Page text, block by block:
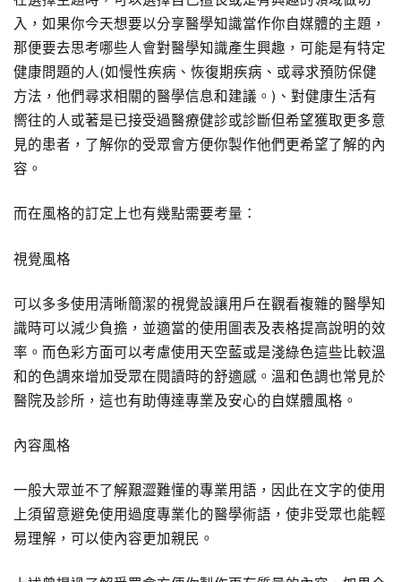
入，如果你今天想要以分享醫學知識當作你自媒體的主題，
那便要去思考哪些人會對醫學知識產生興趣，可能是有特定
健康問題的人(如慢性疾病、恢復期疾病、或尋求預防保健
方法，他們尋求相關的醫學信息和建議。)、對健康生活有
嚮往的人或著是已接受過醫療健診或診斷但希望獲取更多意
見的患者，了解你的受眾會方便你製作他們更希望了解的內
容。
而在風格的訂定上也有幾點需要考量：
視覺風格
可以多多使用清晰簡潔的視覺設讓用戶在觀看複雜的醫學知
識時可以減少負擔，並適當的使用圖表及表格提高說明的效
率。而色彩方面可以考慮使用天空藍或是淺綠色這些比較溫
和的色調來增加受眾在閱讀時的舒適感。溫和色調也常見於
醫院及診所，這也有助傳達專業及安心的自媒體風格。
內容風格
一般大眾並不了解艱澀難懂的專業用語，因此在文字的使用
上須留意避免使用過度專業化的醫學術語，使非受眾也能輕
易理解，可以使內容更加親民。